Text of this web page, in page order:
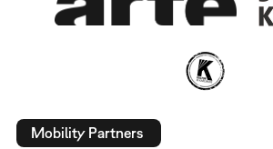
Mobility Partners